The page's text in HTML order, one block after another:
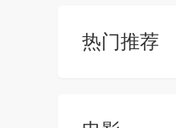
热门推荐